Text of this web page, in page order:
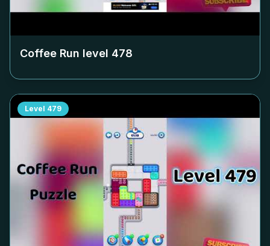
Coffee Run level 478
Level 479